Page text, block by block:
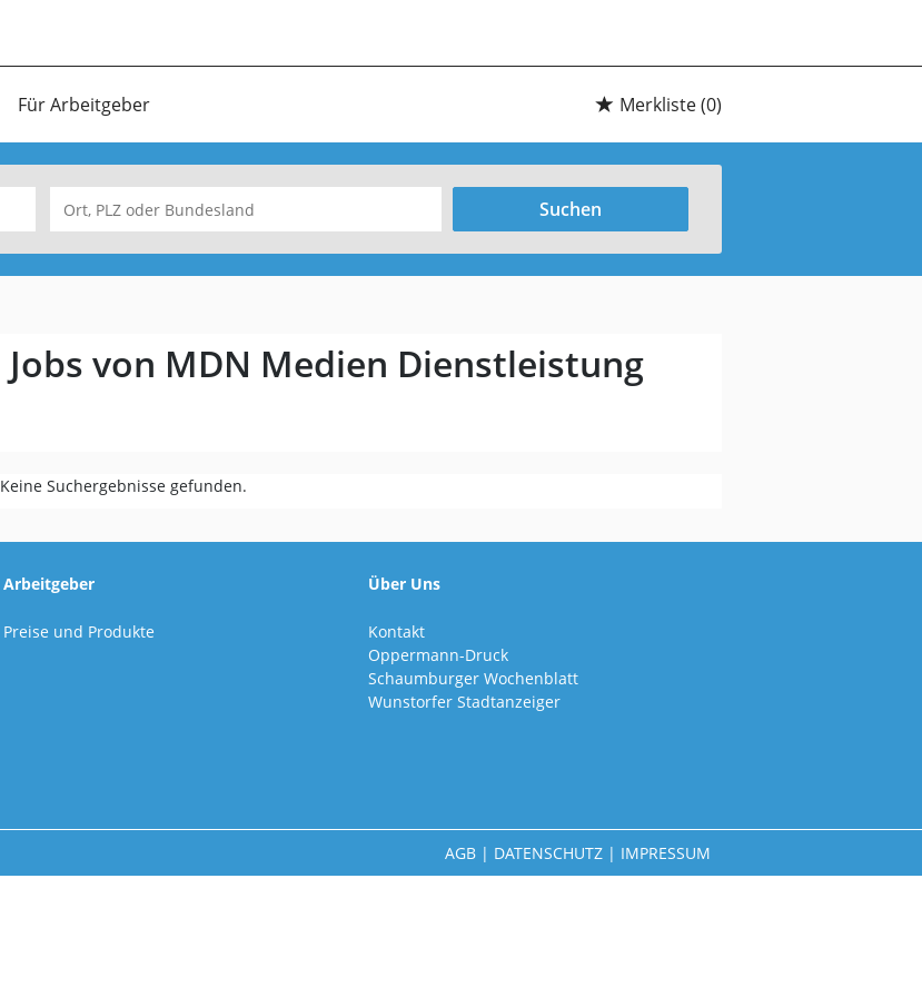
Für Arbeitgeber Merkliste(0)
Suchen
Jobs von MDN Medien Dienstleistung
Keine Suchergebnisse gefunden.
Arbeitgeber
Preise und Produkte
Über Uns
Kontakt
Oppermann-Druck
Schaumburger Wochenblatt
Wunstorfer Stadtanzeiger
AGB | DATENSCHUTZ | IMPRESSUM